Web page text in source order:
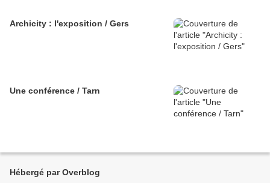
Archicity : l'exposition / Gers
Une conférence / Tarn
Hébergé par Overblog